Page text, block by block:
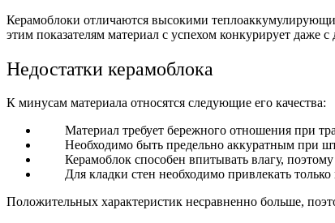
Керамоблоки отличаются высокими
этим показателям материал с успехом конкурирует даже с
Недостатки керамоблока
К минусам материала относятся следующие его качества:
Материал требует бережного отношения при
Необходимо быть предельно аккуратным при
Керамоблок способен впитывать влагу,
Для кладки стен необходимо привлекать
Положительных характеристик несравненно больше,